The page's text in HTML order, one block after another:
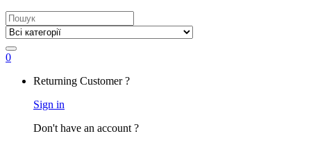
Search
for:
0
Returning Customer ?
Sign in
Don't have an account ?